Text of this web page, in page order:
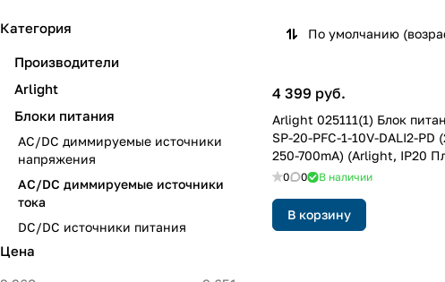
По умолчанию
4 399 руб.
Arlight 025111(1) Блок
SP-20-PFC-1-10V-DALI2-PD
250-700mA) (Arlight, IP20
5 лет)
0 0 В наличии
В корзину
Категория
Производители
Arlight
Блоки питания
AC/DC диммируемые источники
напряжения
AC/DC диммируемые источники
тока
DC/DC источники питания
Цена